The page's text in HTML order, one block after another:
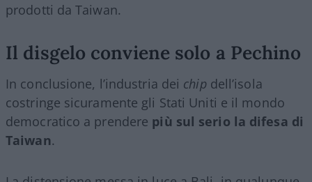
prodotti da Taiwan.
Il disgelo conviene solo a Pechino
In conclusione, l’industria dei chip dell’isola
costringe sicuramente gli Stati Uniti e il mondo
democratico a prendere più sul serio la difesa di
Taiwan.